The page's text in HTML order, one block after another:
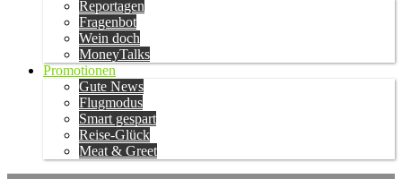
Reportagen
Fragenbot
Wein doch
MoneyTalks
Promotionen
Gute News
Flugmodus
Smart gespart
Reise-Glück
Meat & Greet